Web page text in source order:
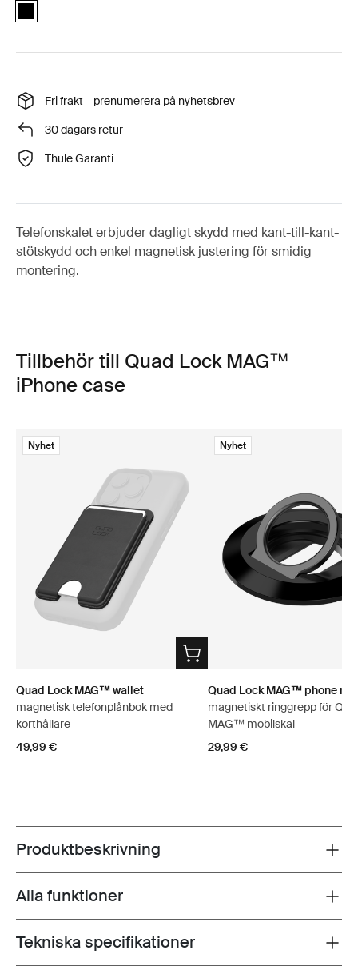
Fri frakt – prenumerera på nyhetsbrev
30 dagars retur
Thule Garanti
Telefonskalet erbjuder dagligt skydd med kant-till-kant-
stötskydd och enkel magnetisk justering för smidig
montering.
Tillbehör till Quad Lock MAG™
iPhone case
Nyhet
Quad Lock MAG™ wallet
magnetisk telefonplånbok med
korthållare
49,99 €
Nyhet
Quad Lock MAG™ phone
magnetiskt ringgrepp för
MAG™ mobilskal
29,99 €
Toggle overview
Produktbeskrivning
Toggle features
Alla funktioner
Toggle techspec
Tekniska specifikationer